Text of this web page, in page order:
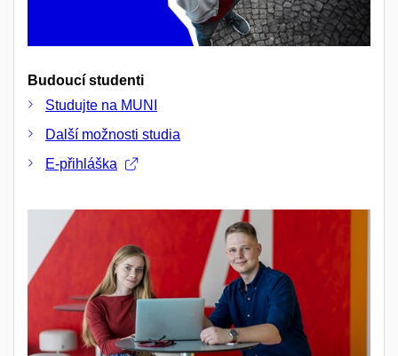
Budoucí studenti
Studujte na MUNI
Další možnosti studia
E-přihláška